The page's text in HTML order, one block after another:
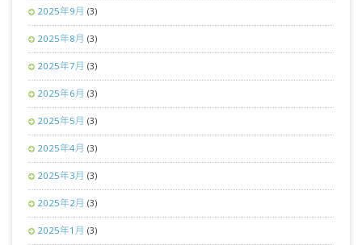
2025年9月 (3)
2025年8月 (3)
2025年7月 (3)
2025年6月 (3)
2025年5月 (3)
2025年4月 (3)
2025年3月 (3)
2025年2月 (3)
2025年1月 (3)